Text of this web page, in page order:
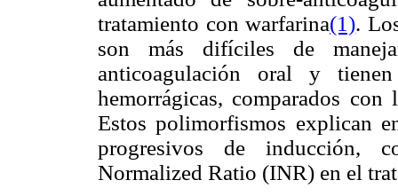
tratamiento con warfarina(1).
son más difíciles de
anticoagulación oral y
hemorrágicas, comparados
Estos polimorfismos explican
progresivos de inducción,
Normalized Ratio (INR) en el